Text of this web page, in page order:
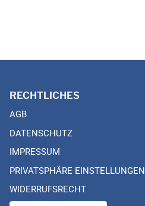
RECHTLICHES
AGB
DATENSCHUTZ
IMPRESSUM
PRIVATSPHÄRE EINSTELLUNGEN
WIDERRUFSRECHT